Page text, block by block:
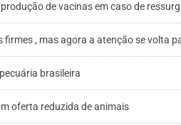
de vacinas em caso de
, mas agora a atenção se volta
brasileira
oferta reduzida de animais